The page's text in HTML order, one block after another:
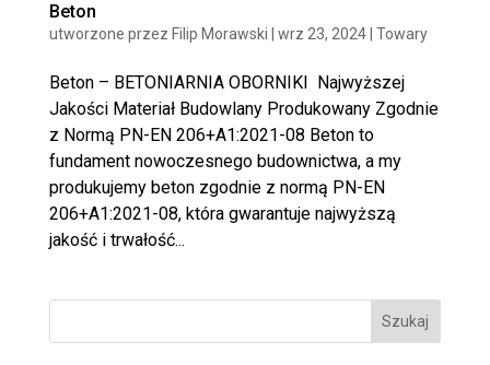
Beton
utworzone przez Filip Morawski wrz 23, 2024| Towary
Beton – BETONIARNIA OBORNIKI Najwyższej
Jakości Materiał Budowlany Produkowany Zgodnie
z Normą PN-EN 206+A1:2021-08 Beton to
fundament nowoczesnego budownictwa, a my
produkujemy beton zgodnie z normą PN-EN
206+A1:2021-08, która gwarantuje najwyższą
jakość i trwałość...
Szukaj